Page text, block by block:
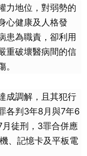
力地位，對弱勢的
心健康及人格發
患為職責，卻利用
重破壞醫病間的信
成調解，且其犯行
各判3年8月與7年6
月徒刑，3罪合併應
、記憶卡及平板電